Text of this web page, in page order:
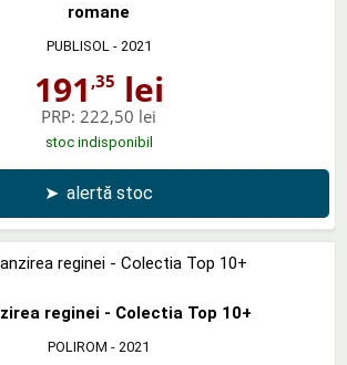
romane
PUBLISOL - 2021
191 ,35 lei
PRP: 222,50 lei
stoc indisponibil
➤ alertă stoc
reginei - Colectia Top 10+
POLIROM - 2021